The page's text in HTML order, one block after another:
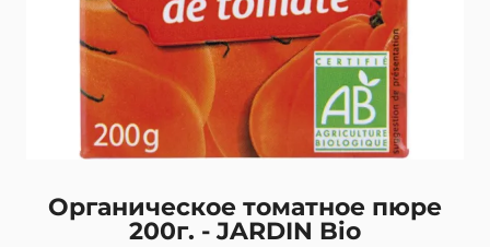
Органическое томатное пюре
200г. - JARDIN Bio